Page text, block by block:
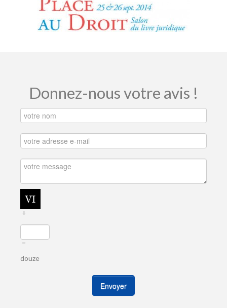
Donnez-nous votre avis !
+
=
douze
Envoyer